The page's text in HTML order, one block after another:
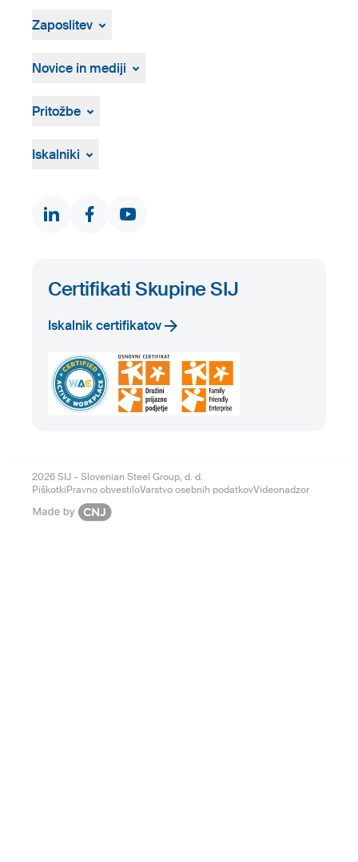
Zgodovina
Zaposlitev
Postopek zaposlovanja
Novice in mediji
Medijsko središče
Pritožbe
Žvižgaštvo
Iskalniki
Iskalnik proizvodov
Certifikati Skupine SIJ
Iskalnik certifikatov
2026SIJ - Slovenian Steel Group, d. d.
PiškotkiPravno obvestiloVarstvo osebnih podatkovVideonadzor